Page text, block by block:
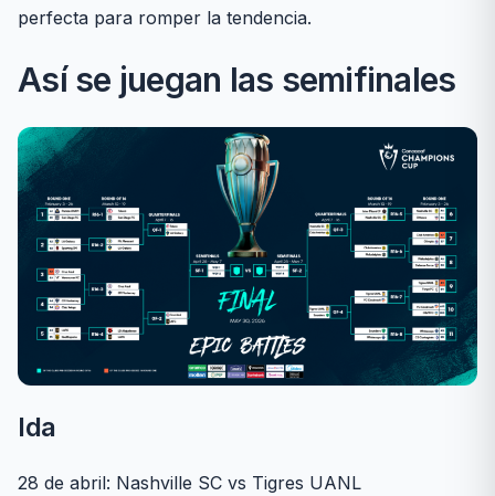
perfecta para romper la tendencia.
Así se juegan las semifinales
Ida
28 de abril: Nashville SC vs Tigres UANL